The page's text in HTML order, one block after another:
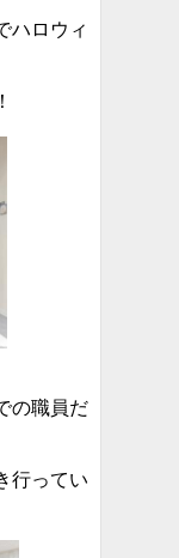
ハロウィ
の職員だ
行ってい